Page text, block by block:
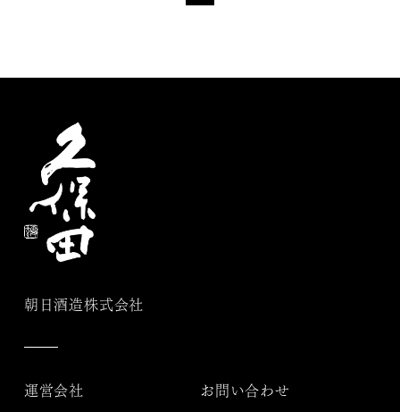
朝日酒造株式会社
運営会社 お問い合わせ